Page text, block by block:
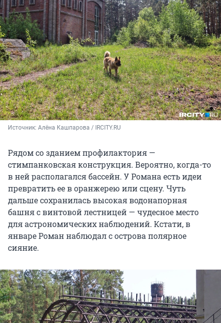
Источник: Алёна Кашпарова / IRCITY.RU
Рядом со зданием профилактория —
стимпанковская конструкция. Вероятно, когда-то
в ней располагался бассейн. У Романа есть идеи
превратить ее в оранжерею или сцену. Чуть
дальше сохранилась высокая водонапорная
башня с винтовой лестницей — чудесное место
для астрономических наблюдений. Кстати, в
январе Роман наблюдал с острова полярное
сияние.